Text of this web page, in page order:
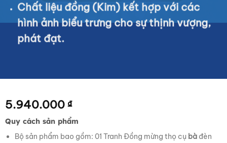
Chất liệu đồng (Kim) kết hợp với các
hình ảnh biểu trưng cho sự thịnh vượng,
phát đạt.
5.940.000 ₫
Quy cách sản phẩm
Bộ sản phẩm bao gồm: 01 Tranh Đồng mừng thọ cụ bàđèn